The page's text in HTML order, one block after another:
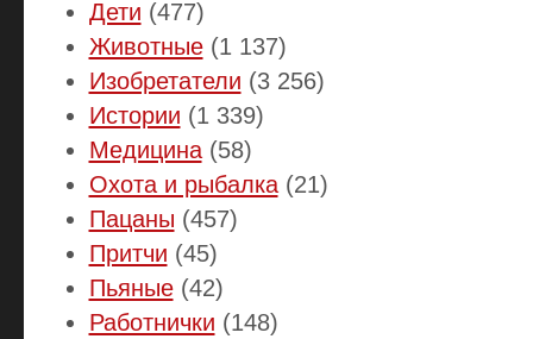
Дети (477)
Животные(1 137)
Изобретатели (3 256)
Истории (1 339)
Медицина(58)
Охота и рыбалка(21)
Пацаны (457)
Притчи (45)
Пьяные(42)
Работнички (148)